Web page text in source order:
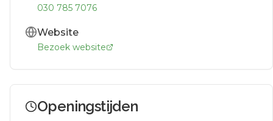
030 785 7076
Website
Bezoek website
Openingstijden